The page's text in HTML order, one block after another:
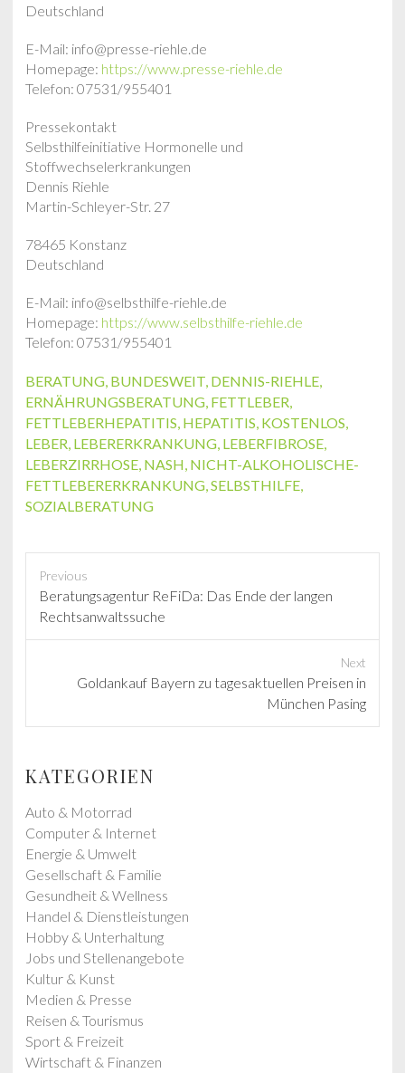
Deutschland
E-Mail: info@presse-riehle.de
Homepage: https://www.presse-riehle.de
Telefon: 07531/955401
Pressekontakt
Selbsthilfeinitiative Hormonelle und
Stoffwechselerkrankungen
Dennis Riehle
Martin-Schleyer-Str. 27
78465 Konstanz
Deutschland
E-Mail: info@selbsthilfe-riehle.de
Homepage: https://www.selbsthilfe-riehle.de
Telefon: 07531/955401
BERATUNG, BUNDESWEIT, DENNIS-RIEHLE,
ERNÄHRUNGSBERATUNG, FETTLEBER,
FETTLEBERHEPATITIS, HEPATITIS, KOSTENLOS,
LEBER, LEBERERKRANKUNG, LEBERFIBROSE,
LEBERZIRRHOSE, NASH, NICHT-ALKOHOLISCHE-
FETTLEBERERKRANKUNG,SELBSTHILFE,
SOZIALBERATUNG
Previous
P
r
e
o
s
Beratungsagentur ReFiDa: Das Ende der langen
Rechtsanwaltssuche
Next
x
p
o
s
t
:
Goldankauf Bayern zu tagesaktuellen Preisen in
München Pasing
KATEGORIEN
Auto & Motorrad
Computer & Internet
Energie & Umwelt
Gesellschaft & Familie
Gesundheit & Wellness
Handel & Dienstleistungen
Hobby & Unterhaltung
Jobs und Stellenangebote
Kultur & Kunst
Medien & Presse
Reisen & Tourismus
Sport & Freizeit
Wirtschaft & Finanzen